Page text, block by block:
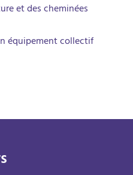
et des cheminées
équipement collectif